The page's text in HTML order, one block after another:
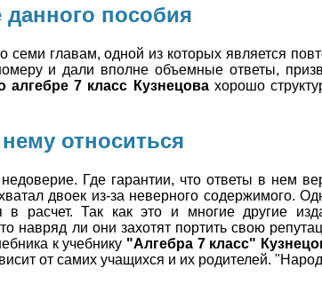
пособия
главам, одной из которых является
и дали вполне объемные ответы,
алгебре 7 класс Кузнецовахорошо
относиться
Где гарантии, что ответы в нем
двоек из-за неверного содержимого.
расчет. Так как это и многие другие
навряд ли они захотят портить свою
к учебнику "Алгебра 7 класс"
от самих учащихся и их родителей.